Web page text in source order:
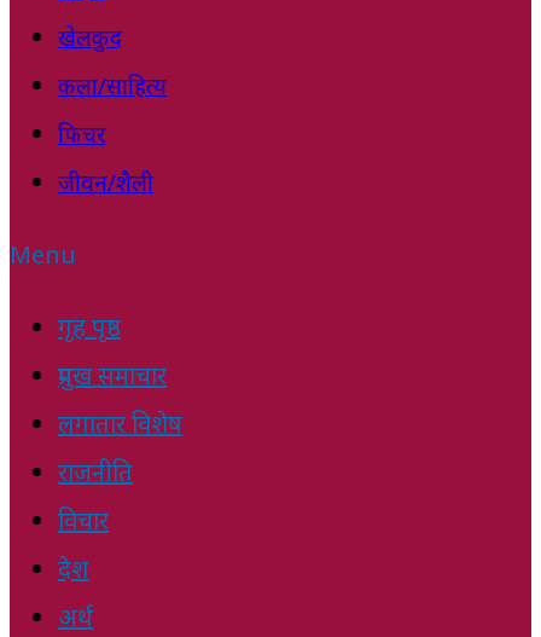
खेलकुद
कला/साहित्य
फिचर
जीवन/शैली
Menu
गृह पृष्ठ
प्रमुख समाचार
लगातार विशेष
राजनीति
विचार
देश
अर्थ